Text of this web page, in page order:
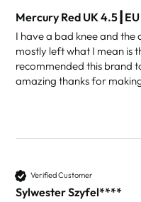
Mercury Red UK
I have a bad knee and the
mostly left what I mean is
recommended this brand
amazing thanks for
Verified Customer
Sylwester Szyfel****